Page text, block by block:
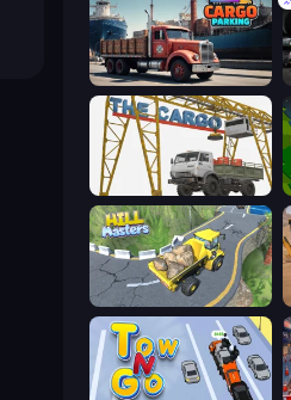
Cargo Truck Parking
The Cargo
Hill Masters